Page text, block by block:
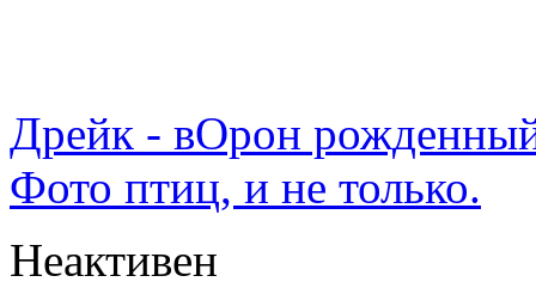
Дрейк - вОрон
Фото птиц, и не только.
Неактивен